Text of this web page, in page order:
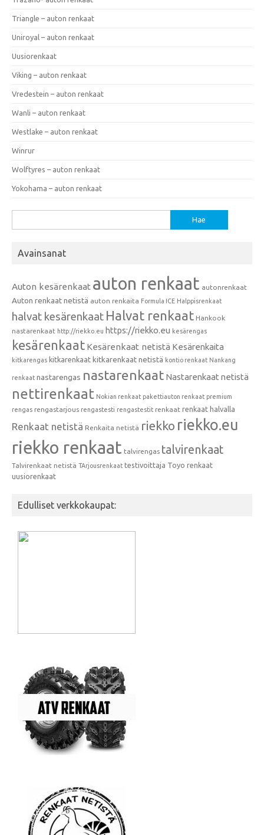
Triangle – auton renkaat
Uniroyal – auton renkaat
Uusiorenkaat
Viking – auton renkaat
Vredestein – auton renkaat
Wanli – auton renkaat
Westlake – auton renkaat
Winrur
Wolftyres – auton renkaat
Yokohama – auton renkaat
Avainsanat
Auton kesärenkaat auton renkaat autonrenkaat
Auton renkaat netistä auton renkaita Formula ICE Halppisrenkaat
halvat kesärenkaat Halvat renkaat Hankook
nastarenkaat http://riekko.eu https://riekko.eu kesärengas
kesärenkaat Kesärenkaat netistä Kesärenkaita
kitkarengas kitkarenkaat kitkarenkaat netistä kontio renkaat Nankang
renkaat nastarengas nastarenkaat Nastarenkaat netistä
nettirenkaat Nokian renkaat pakettiauton renkaat premium
rengas rengastarjous rengastesti rengastestit renkaat renkaat halvalla
Renkaat netistä Renkaita netistä riekko riekko.eu
riekko renkaat talvirengas talvirenkaat
Talvirenkaat netistä TArjousrenkaat testivoittaja Toyo renkaat
uusiorenkaat
Edulliset verkkokaupat: